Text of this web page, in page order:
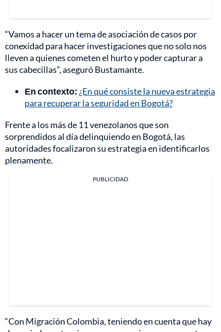
“Vamos a hacer un tema de asociación de casos por
conexidad para hacer investigaciones que no solo nos
lleven a quienes cometen el hurto y poder capturar a
sus cabecillas”, aseguró Bustamante.
En contexto: ¿En qué consiste la nueva estrategia
para recuperar la seguridad en Bogotá?
Frente a los más de 11 venezolanos que son
sorprendidos al día delinquiendo en Bogotá, las
autoridades focalizaron su estrategia en identificarlos
plenamente.
PUBLICIDAD
“Con Migración Colombia, teniendo en cuenta que hay